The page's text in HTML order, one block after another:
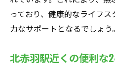
っており、健康的なライフ
力なサポートとなるでしょう。
北赤羽駅近くの便利な